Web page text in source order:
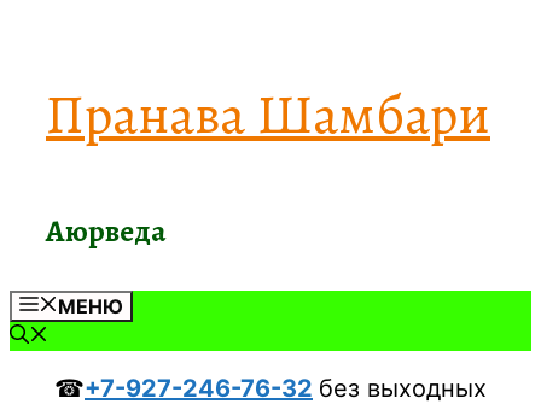
Пранава Шамбари
Аюрведа
МЕНЮ
☎+7-927-246-76-32 без выходных